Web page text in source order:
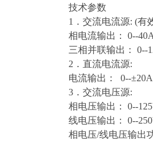
技术参数
1．交流电流源: (有
相电流输出： 0--
三相并联输出： 0--
2．直流电流源:
电流输出： 0--
3．交流电压源:
相电压输出： 0--
线电压输出： 0--
相电压/线电压输出